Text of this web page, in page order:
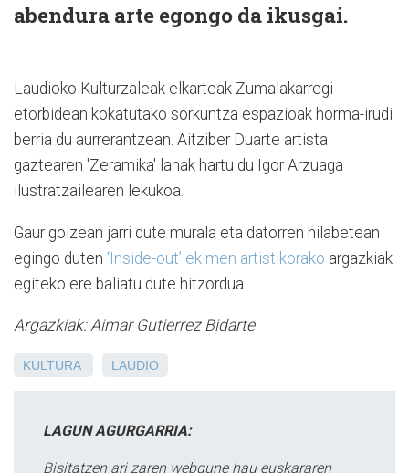
abendura arte egongo da ikusgai.
Laudioko Kulturzaleak elkarteak Zumalakarregi
etorbidean kokatutako sorkuntza espazioak horma-irudi
berria du aurrerantzean. Aitziber Duarte artista
gaztearen 'Zeramika' lanak hartu du Igor Arzuaga
ilustratzailearen lekukoa.
Gaur goizean jarri dute murala eta datorren hilabetean
egingo duten ‘Inside-out’ ekimen artistikorako argazkiak
egiteko ere baliatu dute hitzordua.
Argazkiak: Aimar Gutierrez Bidarte
KULTURA LAUDIO
LAGUN AGURGARRIA:
Bisitatzen ari zaren webgune hau euskararen